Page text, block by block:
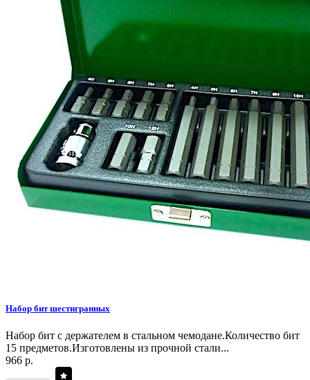
Набор бит шестигранных
Набор бит с держателем в стальном чемодане.Количество бит
15 предметов.Изготовлены из прочной стали...
966 р.